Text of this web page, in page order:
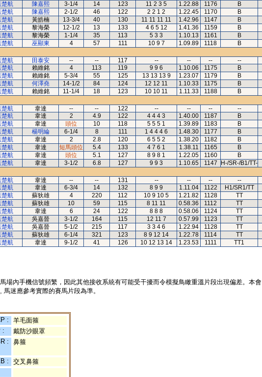
楚航 陳嘉熙 3-1/4 14 123 11 2 3 5 1.22.88 1176
B
楚航 陳嘉熙 2-1/2 46 122 2 2 1 2 1.22.45 1170
B
楚航 黃皓楠 13-3/4 40 130 11 11 11 11 1.42.96 1147
B
楚航 黎海榮 12-1/2 13 133 4 6 5 12 1.41.36 1159
B
楚航 黎海榮 1-1/4 35 113 5 3 3 1.10.13 1161
B
楚航 巫顯東 4 57 111 10 9 7 1.09.89 1118
B
楚航 田泰安 -- -- 117 -- -- -- --
楚航 賴維銘 4 113 119 9 9 6 1.10.06 1175
B
楚航 賴維銘 5-3/4 55 125 13 13 13 9 1.23.07 1179
B
楚航 何澤堯 14-1/2 84 124 12 12 11 1.10.33 1175
B
楚航 賴維銘 11-1/4 18 123 10 10 11 1.11.33 1188
B
楚航 韋達 -- -- 122 -- -- -- --
楚航 韋達 2 4.9 122 4 4 4 3 1.40.00 1187
B
楚航 韋達 頭位 10 118 5 5 5 1 1.39.89 1183
B
楚航 楊明綸 6-1/4 8 111 1 4 4 4 6 1.48.30 1177
B
楚航 韋達 2 2.8 120 6 5 5 2 1.38.20 1182
B
楚航 韋達 短馬頭位 5.4 133 4 7 6 1 1.38.11 1165
B
楚航 韋達 頭位 5.1 127 8 9 8 1 1.22.05 1160
B
楚航 韋達 3-1/2 6.8 127 9 9 3 1.10.65 1147
H-/SR-/B1/TT-
楚航 韋達 -- -- 131 -- -- -- --
楚航 韋達 6-3/4 14 132 8 9 9 1.11.04 1122
H1/SR1/TT
楚航 蘇狄雄 4 220 112 10 9 10 5 1.21.82 1128
TT
楚航 蘇狄雄 10 59 115 8 11 11 0.58.36 1112
TT
楚航 韋達 6 24 122 8 8 8 0.58.06 1124
TT
楚航 吳嘉晉 3-1/2 164 115 12 11 7 0.57.99 1123
TT
楚航 吳嘉晉 5-1/2 215 117 3 3 4 6 1.22.94 1128
TT
楚航 蘇狄雄 6-1/4 321 123 8 9 12 14 1.22.78 1114
TT
楚航 韋達 9-1/2 41 126 10 12 13 14 1.23.53 1111 TT1
內手機信號頻繁，因此其他接收系統有可能受干擾而令模擬鳥瞰重溫片段出現偏差。本會
迷應參考實際的賽馬片段為準。
:
羊毛面箍
:
戴防沙眼罩
: 鼻箍
:
交叉鼻箍